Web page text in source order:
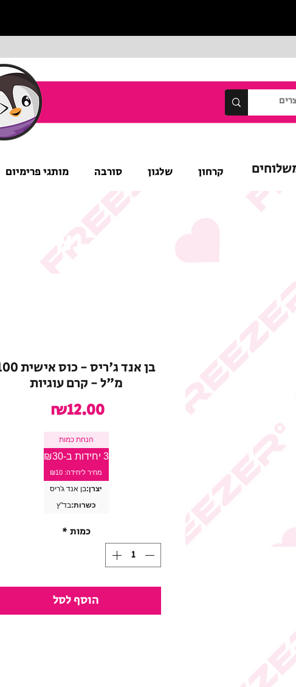
קרחון שלגון סורבה מותגי פרימיום
נא
בן אנד ג'ריס - כוס
מ"ל - קרם עוגיות
₪12.00
הנחת כמות
3 יחידות ב-₪30
מחיר ליחידה: ₪10
יצרן:בן אנד ג'ריס
כשרות:בד"ץ
כמות *
הוסף לסל